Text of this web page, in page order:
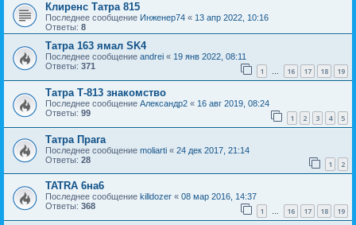
Клиренс Татра 815
Последнее сообщение Инженер74 « 13 апр 2022, 10:16
Ответы: 8
Татра 163 ямал SK4
Последнее сообщение andrei « 19 янв 2022, 08:11
Ответы: 371 1 … 16 17 18 19
Татра Т-813 знакомство
Последнее сообщение Александр2 « 16 авг 2019, 08:24
Ответы: 99 1 2 3 4 5
Татра Прага
Последнее сообщение moliarti « 24 дек 2017, 21:14
Ответы: 28 1 2
TATRA 6на6
Последнее сообщение killdozer « 08 мар 2016, 14:37
Ответы: 368 1 … 16 17 18 19